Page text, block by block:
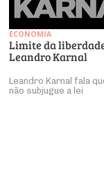
ECONOMIA
Limite da
Leandro Karnal
Leandro Karnal fala
não subjugue a lei